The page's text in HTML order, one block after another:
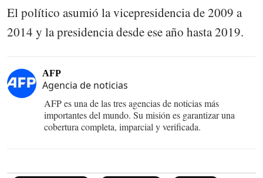
El político asumió la vicepresidencia de 2009 a
2014 y la presidencia desde ese año hasta 2019.
AFP
Agencia de noticias
AFP es una de las tres agencias de noticias más
importantes del mundo. Su misión es garantizar una
cobertura completa, imparcial y verificada.